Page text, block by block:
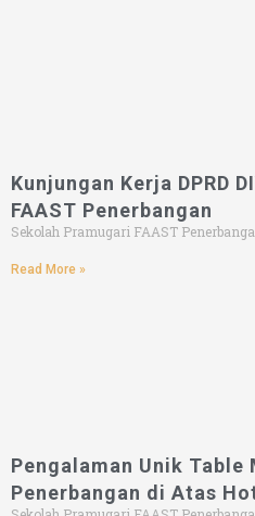
Kunjungan Kerja DPRD
FAAST Penerbangan
Sekolah Pramugari FAAST
Read More »
Pengalaman Unik Table
Penerbangan di Atas